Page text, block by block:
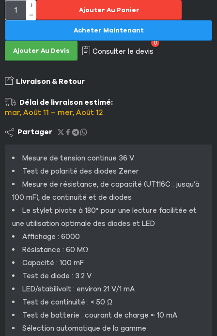
Ajouter Au Panier
Ajouter Au Devis Consulter le devis
0
Acheter Maintenant
Livraison & Retour
Délai de livraison estimé:
mar, Août 11 – mer, Août 12
Partager
Mesure de tension continue 36 V
Test de polarité des diodes Zener
Mesure de résistance, de capacité (UT116C : jusqu’à
100 mF), de continuité et de diodes
Le stylet pivote à 180° pour une lecture facilitée et
une utilisation optimale des diodes et LED
Affichage : 6000
Résistance : 60 MΩ
Capacité : 100 mF
Test de diode : 3.2 V
LED/stabilivolt : environ 21 V/1 mA
Test de continuité : < 50 Ω
Test de batterie : courant de charge ≈ 10 mA
Sélection automatique de la gamme